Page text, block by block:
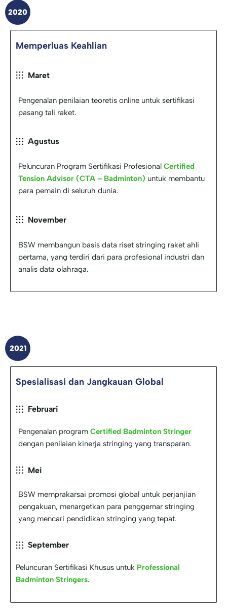
2020
Memperluas Keahlian
Maret
Pengenalan penilaian teoretis online untuk sertifikasi
pasang tali raket.
Agustus
Peluncuran Program Sertifikasi Profesional Certified
Tension Advisor (CTA – Badminton) untuk membantu
para pemain di seluruh dunia.
November
BSW membangun basis data riset stringing raket ahli
pertama, yang terdiri dari para profesional industri dan
analis data olahraga.
2021
Spesialisasi dan Jangkauan Global
Februari
Pengenalan program Certified Badminton Stringer
dengan penilaian kinerja stringing yang transparan.
Mei
BSW memprakarsai promosi global untuk perjanjian
pengakuan, menargetkan para penggemar stringing
yang mencari pendidikan stringing yang tepat.
September
Peluncuran Sertifikasi Khusus untuk Professional
Badminton Stringers.